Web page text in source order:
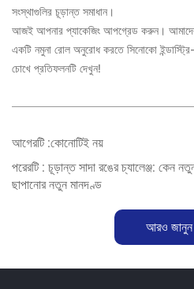
সংস্থাগুলির চূড়ান্ত সমাধান।
আজই আপনার প্যাকেজিং আপগ্রেড করুন।
একটি নমুনা রোল অনুরোধ করতে সিনোকো
চোখে প্রতিফলনটি দেখুন!
আগেরটি :কোনোটিই নয়
পরেরটি : চূড়ান্ত সাদা রঙের চ্যালেঞ্জ: কেন
ছাপানোর নতুন মানদণ্ড
আরও